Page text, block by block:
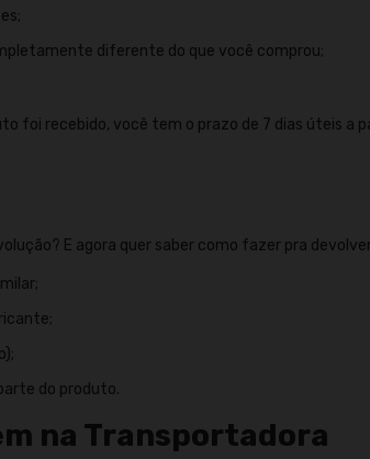
diferente do que você comprou;
foi recebido, você tem o prazo de 7 dias úteis a
E agora quer saber como fazer pra
do produto.
na Transportadora